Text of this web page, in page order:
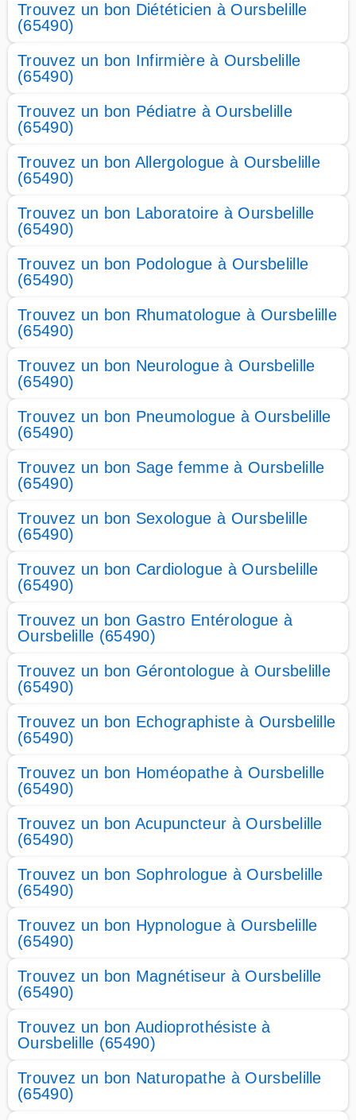
Trouvez un bon Diététicien à Oursbelille
(65490)
Trouvez un bon Infirmière à Oursbelille
(65490)
Trouvez un bon Pédiatre à Oursbelille
(65490)
Trouvez un bon Allergologue à Oursbelille
(65490)
Trouvez un bon Laboratoire à Oursbelille
(65490)
Trouvez un bon Podologue à Oursbelille
(65490)
Trouvez un bon Rhumatologue à Oursbelille
(65490)
Trouvez un bon Neurologue à Oursbelille
(65490)
Trouvez un bon Pneumologue à Oursbelille
(65490)
Trouvez un bon Sage femme à Oursbelille
(65490)
Trouvez un bon Sexologue à Oursbelille
(65490)
Trouvez un bon Cardiologue à Oursbelille
(65490)
Trouvez un bon Gastro Entérologue à
Oursbelille (65490)
Trouvez un bon Gérontologue à Oursbelille
(65490)
Trouvez un bon Echographiste à Oursbelille
(65490)
Trouvez un bon Homéopathe à Oursbelille
(65490)
Trouvez un bon Acupuncteur à Oursbelille
(65490)
Trouvez un bon Sophrologue à Oursbelille
(65490)
Trouvez un bon Hypnologue à Oursbelille
(65490)
Trouvez un bon Magnétiseur à Oursbelille
(65490)
Trouvez un bon Audioprothésiste à
Oursbelille (65490)
Trouvez un bon Naturopathe à Oursbelille
(65490)